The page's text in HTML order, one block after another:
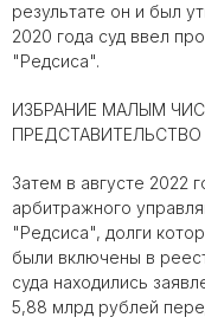
результате он и был
2020 года суд ввел
"Редсиса".
ИЗБРАНИЕ МАЛЫМ
ПРЕДСТАВИТЕЛЬСТВО
Затем в августе 2022
арбитражного
"Редсиса", долги
были включены в
суда находились
5,88 млрд рублей